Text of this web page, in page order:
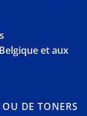
et aux
DE TONERS